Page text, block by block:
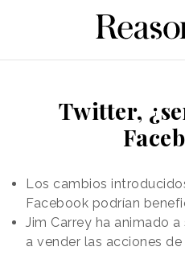
Twitter,
Los cambios
Facebook podrían
Jim Carrey ha animado
a vender las acciones